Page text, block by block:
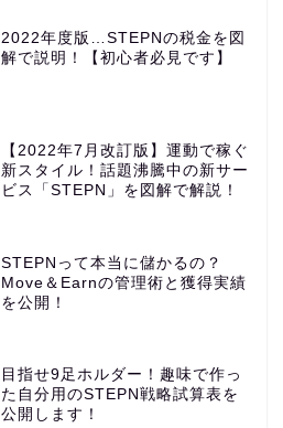
2022年度版…STEPNの税金を図
解で説明！【初心者必見です】
【2022年7月改訂版】運動で稼ぐ
新スタイル！話題沸騰中の新サー
ビス「STEPN」を図解で解説！
STEPNって本当に儲かるの？
Move＆Earnの管理術と獲得実績
を公開！
目指せ9足ホルダー！趣味で作っ
た自分用のSTEPN戦略試算表を
公開します！